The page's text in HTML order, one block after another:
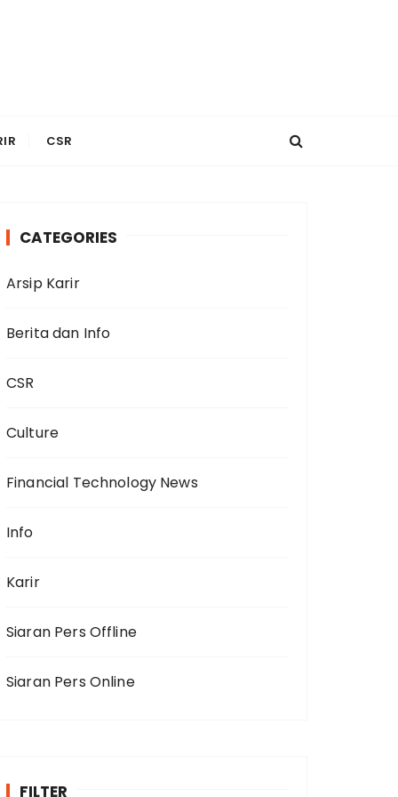
CSR
CATEGORIES
Arsip Karir
Berita dan Info
CSR
Culture
Financial Technology News
Info
Karir
Siaran Pers Offline
Siaran Pers Online
FILTER